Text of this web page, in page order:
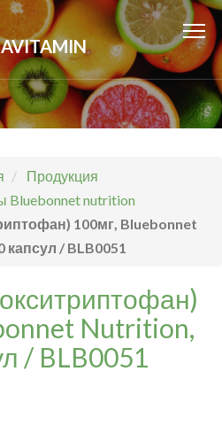
Продукция
Bluebonnet nutrition
100мг, Bluebonnet
капсул / BLB0051
Nutrition,
/ BLB0051